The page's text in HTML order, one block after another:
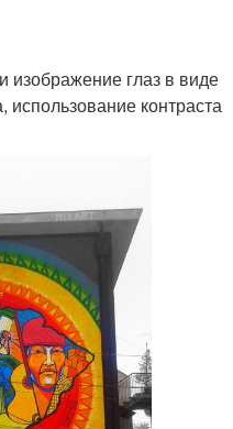
изображение глаз в виде
контраста